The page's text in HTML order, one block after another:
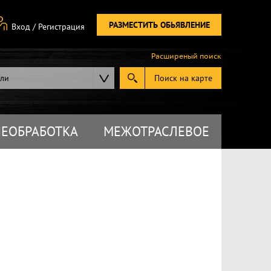
РАЗМЕСТИТЬ ОБЬЯВЛЕНИЕ
Вход / Регистрация
Поиск на карте
Расширеный поиск
МЕЖОТРАСЛЕВОЕ